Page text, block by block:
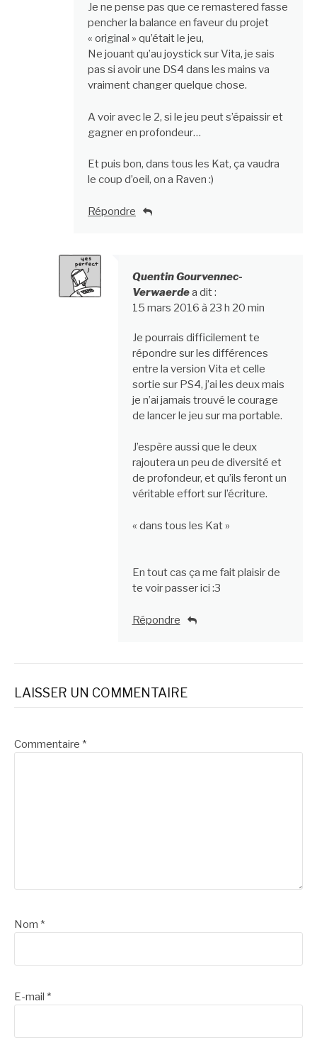
Je ne pense pas que ce remastered fasse
pencher la balance en faveur du projet
« original » qu’était le jeu,
Ne jouant qu’au joystick sur Vita, je sais
pas si avoir une DS4 dans les mains va
vraiment changer quelque chose.
A voir avec le 2, si le jeu peut s’épaissir et
gagner en profondeur…
Et puis bon, dans tous les Kat, ça vaudra
le coup d’oeil, on a Raven :)
Répondre
Quentin Gourvennec-
Verwaerdea dit :
15 mars 2016 à 23 h 20 min
Je pourrais difficilement te
répondre sur les différences
entre la version Vita et celle
sortie sur PS4, j’ai les deux mais
je n’ai jamais trouvé le courage
de lancer le jeu sur ma portable.
J’espère aussi que le deux
rajoutera un peu de diversité et
de profondeur, et qu’ils feront un
véritable effort sur l’écriture.
« dans tous les Kat »
En tout cas ça me fait plaisir de
te voir passer ici :3
Répondre
LAISSER UN COMMENTAIRE
Commentaire *
Nom *
E-mail *